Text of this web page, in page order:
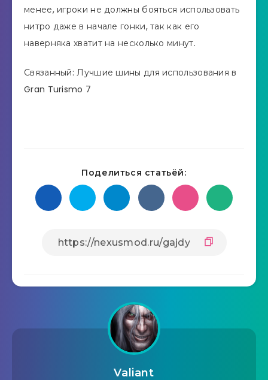
менее, игроки не должны бояться использовать
нитро даже в начале гонки, так как его
наверняка хватит на несколько минут.
Связанный: Лучшие шины для использования в
Gran Turismo 7
Поделиться статьёй:
Valiant